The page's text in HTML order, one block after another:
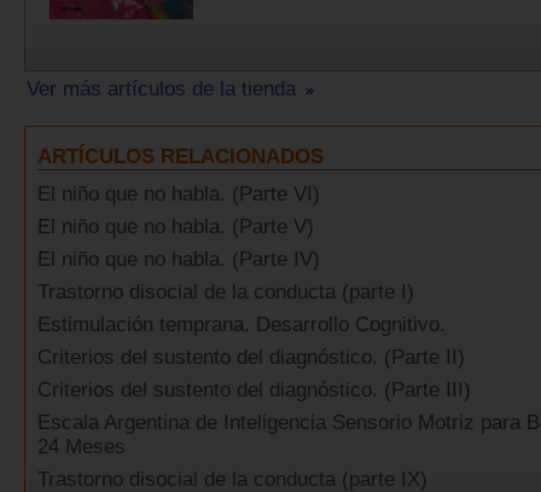
Ver más artículos de la tienda
ARTÍCULOS RELACIONADOS
El niño que no habla. (Parte VI)
El niño que no habla. (Parte V)
El niño que no habla. (Parte IV)
Trastorno disocial de la conducta (parte I)
Estimulación temprana. Desarrollo Cognitivo.
Criterios del sustento del diagnóstico. (Parte II)
Criterios del sustento del diagnóstico. (Parte III)
Escala Argentina de Inteligencia Sensorio Motriz para
24 Meses
Trastorno disocial de la conducta (parte IX)